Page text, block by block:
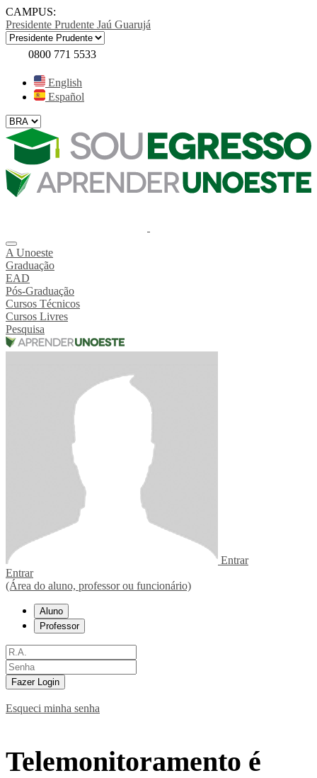
CAMPUS:
Presidente Prudente Jaú Guarujá
0800 771 5533
English
Español
A Unoeste
Graduação
EAD
Pós-Graduação
Cursos Técnicos
Cursos Livres
Pesquisa
Entrar
Entrar
(Área do aluno, professor ou funcionário)
Aluno
Professor
Fazer Login
Esqueci minha senha
Telemonitoramento é